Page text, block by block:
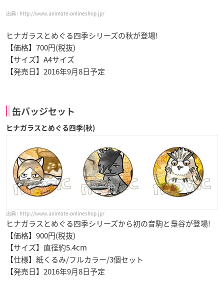
http://www.animate-onlineshop.jp/
ヒナガラスとめぐる四季シリーズの秋が登場!
【価格】700円(税抜)
【サイズ】A4サイズ
【発売日】2016年9月8日予定
缶バッジセット
ヒナガラスとめぐる四季(秋)
http://www.animate-onlineshop.jp/
ヒナガラスとめぐる四季シリーズから初の音駒と梟谷が登場!
【価格】900円(税抜)
【サイズ】直径約5.4cm
【仕様】紙くるみ/フルカラー/3個セット
【発売日】2016年9月8日予定